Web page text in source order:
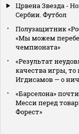
Црвена Звезда -
Сербии. Футбол
Полузащитник
«Мы можем
чемпионата»
«Результат
качества игры,
Игдисамов — о
«Барселона»
Месси перед
Форест»